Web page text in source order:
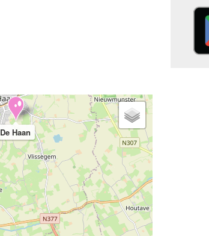
De Haan